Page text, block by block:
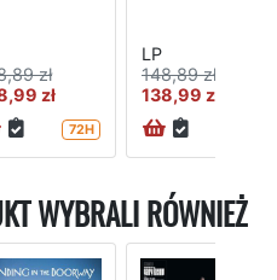
zł
zł
72H
LP
148,89 zł
138,99 zł
WYBRALI RÓWNIEŻ